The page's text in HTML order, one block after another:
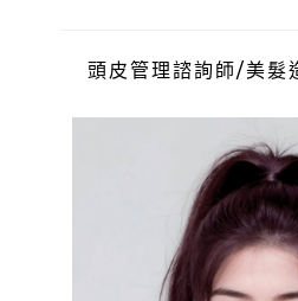
頭皮管理諮詢師/美髮